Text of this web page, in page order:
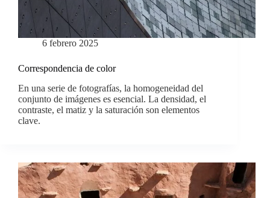
6 febrero 2025
Correspondencia de color
En una serie de fotografías, la homogeneidad del
conjunto de imágenes es esencial. La densidad, el
contraste, el matiz y la saturación son elementos
clave.